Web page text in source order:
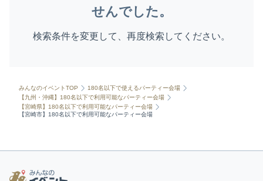
せんでした。
検索条件を変更して、再度検索してください。
みんなのイベントTOP
180名以下で使えるパーティー会場
【九州・沖縄】180名以下で利用可能なパーティー会場
【宮崎県】180名以下で利用可能なパーティー会場
【宮崎市】180名以下で利用可能なパーティー会場